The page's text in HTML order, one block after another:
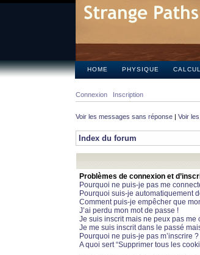
HOME PHYSIQUE CALCUL
Connexion Inscription
Voir les messages sans réponse | Voir
Index du forum
Problèmes de connexion et
Pourquoi ne puis-je pas me
Pourquoi suis-je automatiquement
Comment puis-je empêcher que
J’ai perdu mon mot de passe !
Je suis inscrit mais ne peux pas me
Je me suis inscrit dans le passé
Pourquoi ne puis-je pas m’inscrire ?
A quoi sert “Supprimer tous les